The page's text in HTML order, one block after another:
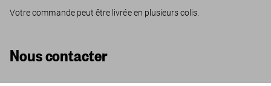
Votre commande peut être livrée en plusieurs colis.
Nous contacter